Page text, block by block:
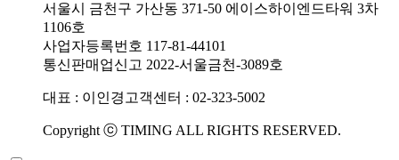
서울시 금천구 가산동 371-50 에이스하이엔드타워 3차
1106호
사업자등록번호 117-81-44101
통신판매업신고 2022-서울금천-3089호
대표 : 이인경 고객센터 : 02-323-5002
Copyright ⓒ TIMING ALL RIGHTS RESERVED.